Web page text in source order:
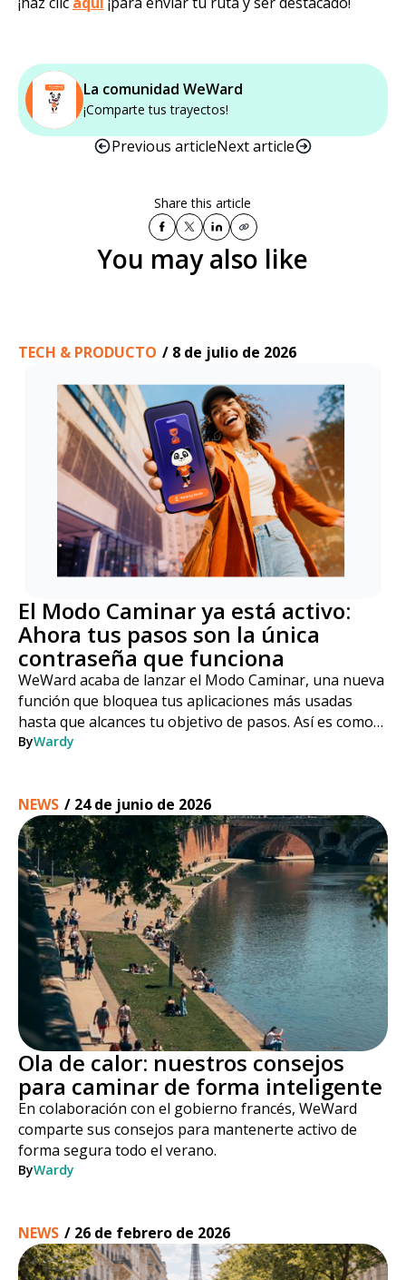
La comunidad WeWard
¡Comparte tus trayectos!
Previous articleNext article
Share this article
You may also like
TECH & PRODUCTO / 8 de julio de 2026
El Modo Caminar ya está activo:
Ahora tus pasos son la única
contraseña que funciona
WeWard acaba de lanzar el Modo Caminar, una nueva
función que bloquea tus aplicaciones más usadas
hasta que alcances tu objetivo de pasos. Así es como
funciona, paso a paso.
ByWardy
NEWS / 24 de junio de 2026
Ola de calor: nuestros consejos
para caminar de forma inteligente
En colaboración con el gobierno francés, WeWard
comparte sus consejos para mantenerte activo de
forma segura todo el verano.
ByWardy
NEWS / 26 de febrero de 2026